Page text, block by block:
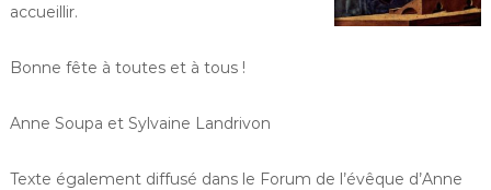
accueillir.
Bonne fête à toutes et à tous !
Anne Soupa et Sylvaine Landrivon
Texte également diffusé dans le Forum de l’évêque d’Anne